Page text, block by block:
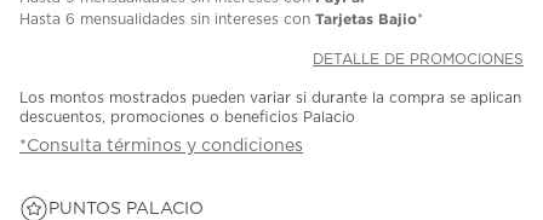
Hasta 6 mensualidades sin intereses con Tarjetas Bajio*
DETALLE DE PROMOCIONES
Los montos mostrados pueden variar si durante la compra se aplican
descuentos, promociones o beneficios Palacio
*Consulta términos y condiciones
PUNTOS PALACIO